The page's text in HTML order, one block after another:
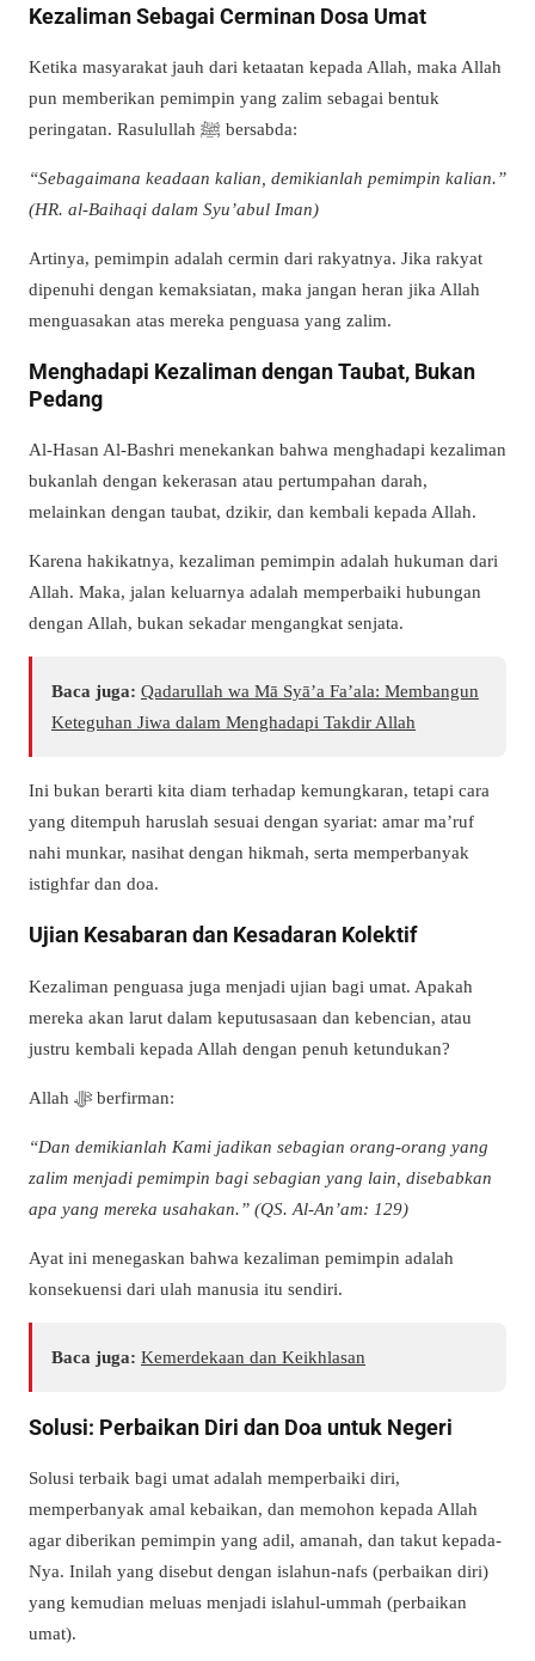
Kezaliman Sebagai Cerminan Dosa Umat
Ketika masyarakat jauh dari ketaatan kepada Allah, maka Allah
pun memberikan pemimpin yang zalim sebagai bentuk
peringatan. Rasulullah ﷺ bersabda:
“Sebagaimana keadaan kalian, demikianlah pemimpin kalian.”
(HR. al-Baihaqi dalam Syu’abul Iman)
Artinya, pemimpin adalah cermin dari rakyatnya. Jika rakyat
dipenuhi dengan kemaksiatan, maka jangan heran jika Allah
menguasakan atas mereka penguasa yang zalim.
Menghadapi Kezaliman dengan Taubat, Bukan
Pedang
Al-Hasan Al-Bashri menekankan bahwa menghadapi kezaliman
bukanlah dengan kekerasan atau pertumpahan darah,
melainkan dengan taubat, dzikir, dan kembali kepada Allah.
Karena hakikatnya, kezaliman pemimpin adalah hukuman dari
Allah. Maka, jalan keluarnya adalah memperbaiki hubungan
dengan Allah, bukan sekadar mengangkat senjata.
Baca juga: Qadarullah wa Mā Syā’a Fa’ala: Membangun
Keteguhan Jiwa dalam Menghadapi Takdir Allah
Ini bukan berarti kita diam terhadap kemungkaran, tetapi cara
yang ditempuh haruslah sesuai dengan syariat: amar ma’ruf
nahi munkar, nasihat dengan hikmah, serta memperbanyak
istighfar dan doa.
Ujian Kesabaran dan Kesadaran Kolektif
Kezaliman penguasa juga menjadi ujian bagi umat. Apakah
mereka akan larut dalam keputusasaan dan kebencian, atau
justru kembali kepada Allah dengan penuh ketundukan?
Allah ﷻ berfirman:
“Dan demikianlah Kami jadikan sebagian orang-orang yang
zalim menjadi pemimpin bagi sebagian yang lain, disebabkan
apa yang mereka usahakan.” (QS. Al-An’am: 129)
Ayat ini menegaskan bahwa kezaliman pemimpin adalah
konsekuensi dari ulah manusia itu sendiri.
Baca juga: Kemerdekaan dan Keikhlasan
Solusi: Perbaikan Diri dan Doa untuk Negeri
Solusi terbaik bagi umat adalah memperbaiki diri,
memperbanyak amal kebaikan, dan memohon kepada Allah
agar diberikan pemimpin yang adil, amanah, dan takut kepada-
Nya. Inilah yang disebut dengan islahun-nafs (perbaikan diri)
yang kemudian meluas menjadi islahul-ummah (perbaikan
umat).